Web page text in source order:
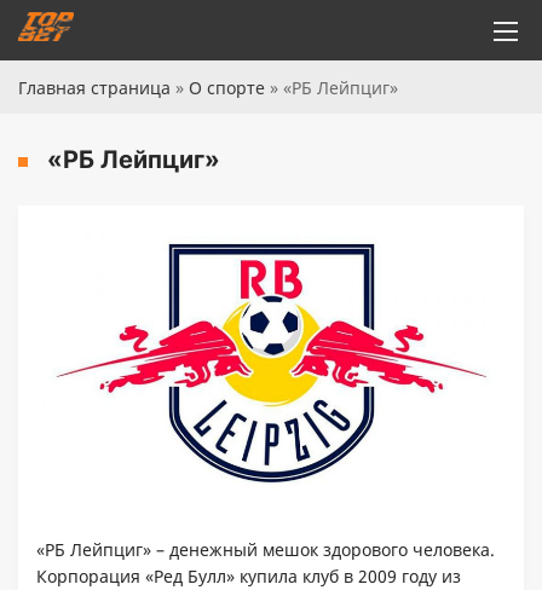
Главная страница » О спорте » «РБ Лейпциг»
«РБ Лейпциг»
«РБ Лейпциг» – денежный мешок здорового человека.
Корпорация «Ред Булл» купила клуб в 2009 году из